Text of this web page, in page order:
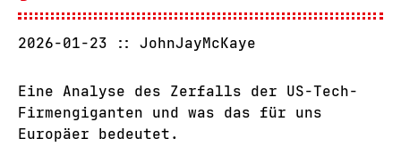
2026-01-23 JohnJayMcKaye
Eine Analyse des Zerfalls der US-Tech-
Firmengiganten und was das für uns
Europäer bedeutet.